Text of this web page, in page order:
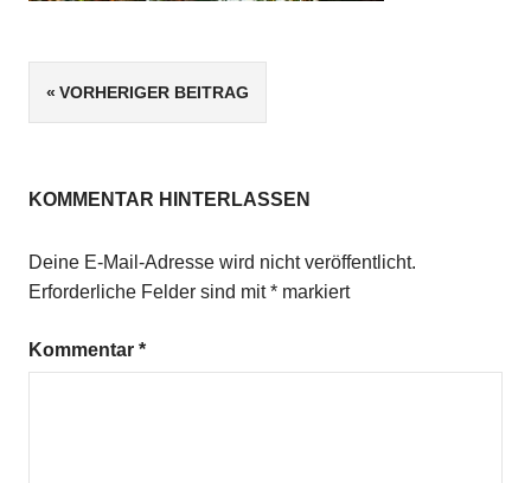
Beitragsnavigation
VORHERIGER BEITRAG
KOMMENTAR HINTERLASSEN
Deine E-Mail-Adresse wird nicht veröffentlicht.
Erforderliche Felder sind mit* markiert
Kommentar *